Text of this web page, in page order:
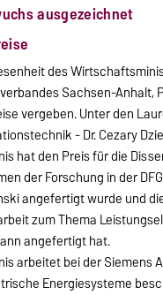
ausgezeichnet
des
Sachsen-Anhalt,
vergeben. Unter den
- Dr. Cezary
hat den Preis für die
der Forschung in der
angefertigt wurde und
zum Thema
angefertigt hat.
arbeitet bei der Siemens
Energiesysteme